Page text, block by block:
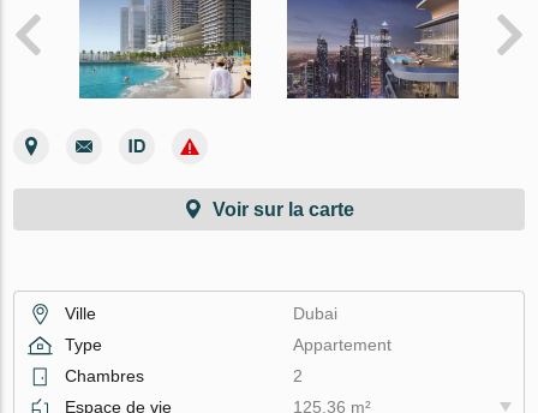
Voir sur la carte
Ville
Dubai
Type
Appartement
Chambres
2
Espace de vie
125.36 m²